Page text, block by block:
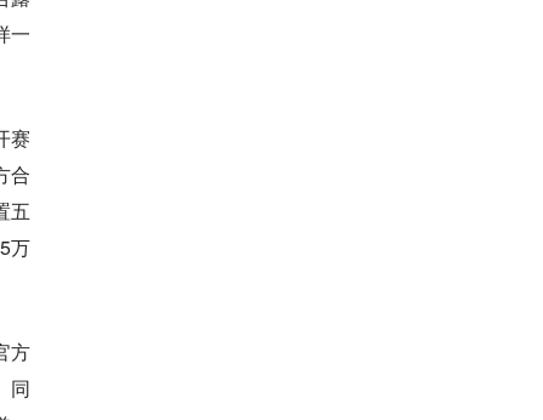
一
赛
合
五
万
方
同